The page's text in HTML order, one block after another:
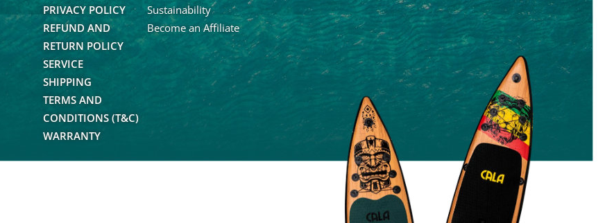
Calaboards erhalten und regelmäßig mit
Neuigkeiten und über Angebote
informiert werden. Die Abmeldung vom
Newsletter ist jederzeit möglich.
PRIVACY POLICY
REFUND AND
RETURN POLICY
SERVICE
SHIPPING
TERMS AND
CONDITIONS (T&C)
WARRANTY
Sustainability
Become an Affiliate